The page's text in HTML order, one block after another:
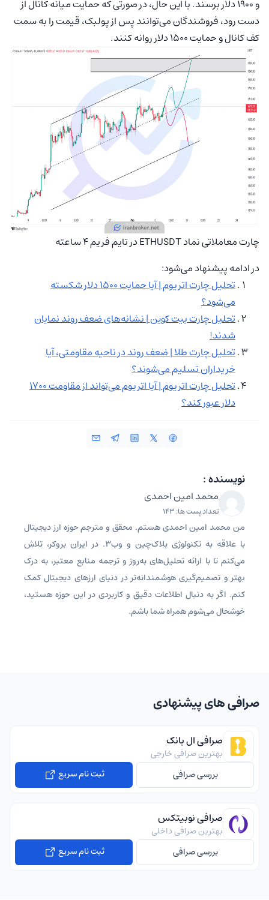
و 1900 دلار برسند. با این حال، در صورتی که حمایت میانه کانال از
دست رود، فروشندگان می‌توانند پس از پولبک، قیمت را به سمت
کف کانال و حمایت 1500 دلار روانه کنند.
چارت معاملاتی نماد ETHUSDT در تایم فریم 4 ساعته
در ادامه پیشنهاد می‌شود:
تحلیل چارت اتریوم | آیا حمایت 1500 دلار شکسته
می‌شود؟
تحلیل چارت بیت کوین | نشانه‌های ضعف روند نمایان
شدند!
تحلیل چارت طلا | ضعف روند در ناحیه مقاومتی، آیا
خریداران تسلیم می‌شوند؟
تحلیل چارت اتریوم | آیا اتریوم می‌تواند از مقاومت 1700
دلار عبور کند؟
نویسنده :
محمد امین احمدی
تعداد پست ها: 143
من محمد امین احمدی هستم. محقق و مترجم حوزه ارز دیجیتال
با علاقه به تکنولوژی بلاک‌چین و وب3. در ایران بروکر، تلاش
می‌کنم تا با ارائه تحلیل‌های به‌روز و ترجمه منابع معتبر، به درک
بهتر و تصمیم‌گیری هوشمندانه‌تر در دنیای ارزهای دیجیتال کمک
کنم. اگر به دنبال اطلاعات دقیق و کاربردی در این حوزه هستید،
خوشحال می‌شوم همراه شما باشم.
صرافی های پیشنهادی
صرافی ال بانک
بهترین صرافی خارجی
بررسی صرافی
ثبت نام سریع
صرافی نوبیتکس
بهترین صرافی داخلی
بررسی صرافی
ثبت نام سریع